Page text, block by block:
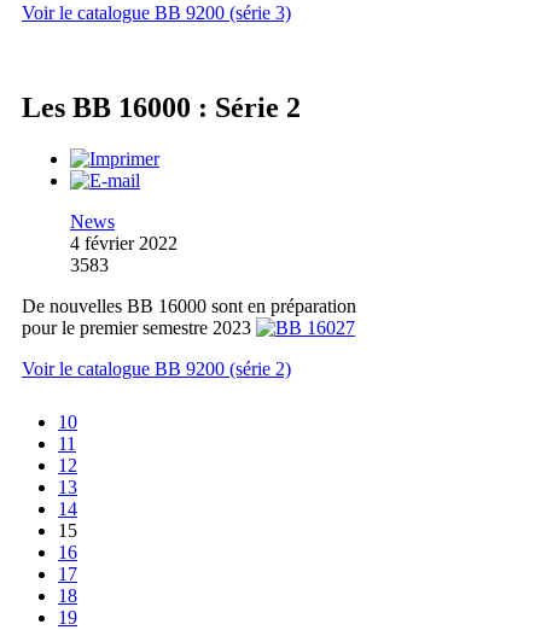
Voir le catalogue BB 9200 (série 3)
Les BB 16000 : Série 2
News
4 février 2022
3583
De nouvelles BB 16000 sont en préparation
pour le premier semestre 2023
Voir le catalogue BB 9200 (série 2)
10
11
12
13
14
15
16
17
18
19